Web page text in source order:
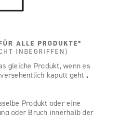
ALLE PRODUKTE*
INBEGRIFFEN)
gleiche Produkt, wenn es
versehentlich kaputt geht .
Produkt oder eine
oder Bruch innerhalb der